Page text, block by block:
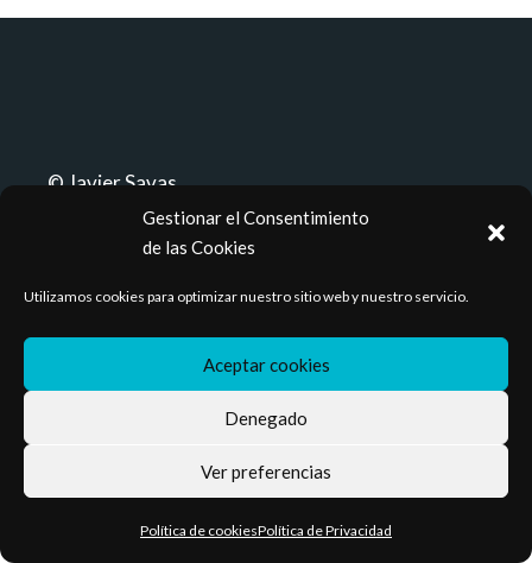
Gestionar el Consentimiento
de las Cookies
Utilizamos cookies para optimizar nuestro sitio web y nuestro servicio.
Aceptar cookies
Denegado
Ver preferencias
Política de cookiesPolítica de Privacidad
© Javier Savas
Política de privacidad